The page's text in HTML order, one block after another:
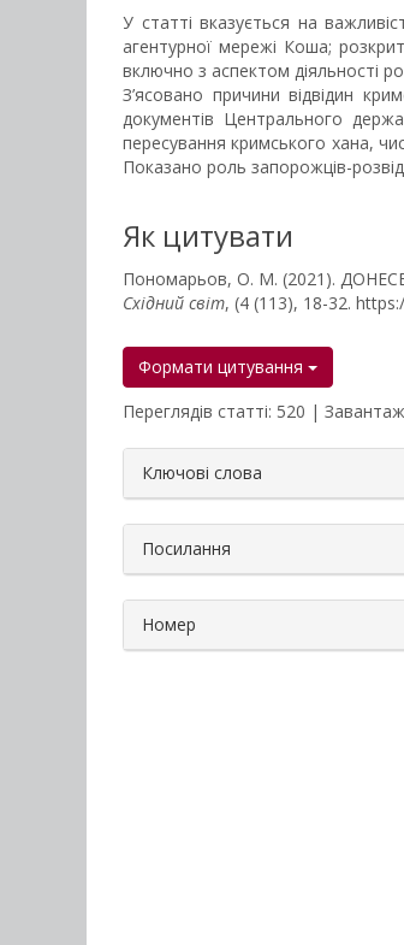
У статті вказується на
агентурної мережі Коша;
включно з аспектом діяльності
З’ясовано причини відвідин
документів Центрального
пересування кримського хана,
Показано роль запорожців-
Як цитувати
Пономарьов, О. М. (2021).
Східний світ, (4 (113), 18-32.
Формати цитування
Переглядів статті: 520 |
Ключові слова
Посилання
Номер